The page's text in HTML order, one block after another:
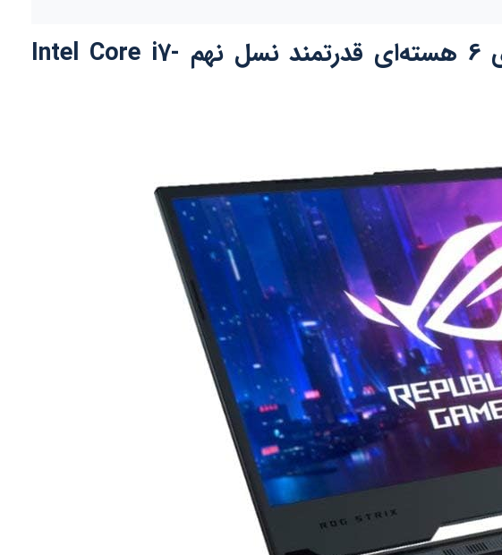
لپ تاپ ایسوس مدل ASUS ROG G531GT-BQ152 پردازنده مرکزی 6 هسته‌ای قدرتمند نسل نهم Intel Core i7-